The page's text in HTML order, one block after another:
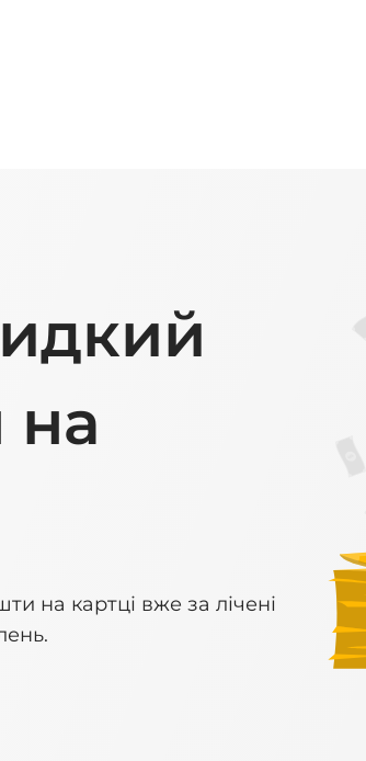
на
на картці вже за лічені